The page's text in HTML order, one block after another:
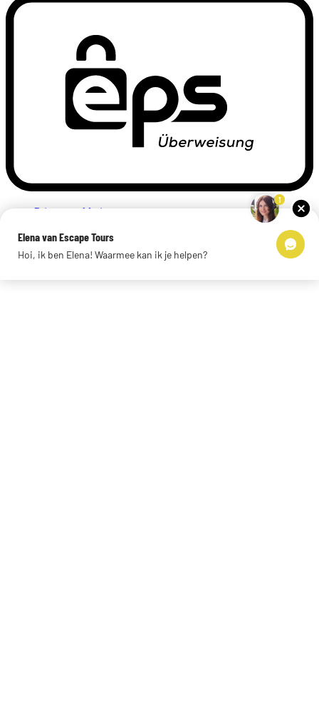
Privacyverklaring
Links
© 2026 Escape Tours
1
Elena van Escape Tours
Hoi, ik ben Elena! Waarmee kan ik je helpen?